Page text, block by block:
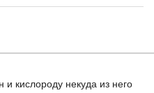
и кислороду некуда из него